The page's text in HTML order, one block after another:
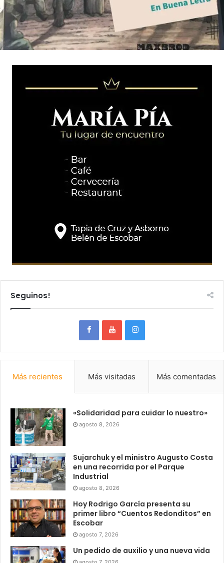
Seguinos!
Más recientes Más visitadas Más comentadas
«Solidaridad para cuidar lo nuestro»
agosto 8, 2026
Sujarchuk y el ministro Augusto Costa
en una recorrida por el Parque
Industrial
agosto 8, 2026
Hoy Rodrigo García presenta su
primer libro “Cuentos Redonditos” en
Escobar
agosto 7, 2026
Un pedido de auxilio y una nueva vida